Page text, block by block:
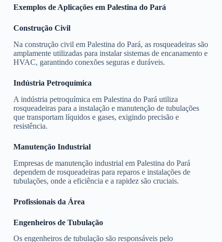
Exemplos de Aplicações em Palestina do Pará
Construção Civil
Na construção civil em Palestina do Pará, as rosqueadeiras são
amplamente utilizadas para instalar sistemas de encanamento e
HVAC, garantindo conexões seguras e duráveis.
Indústria Petroquímica
A indústria petroquímica em Palestina do Pará utiliza
rosqueadeiras para a instalação e manutenção de tubulações
que transportam líquidos e gases, exigindo precisão e
resistência.
Manutenção Industrial
Empresas de manutenção industrial em Palestina do Pará
dependem de rosqueadeiras para reparos e instalações de
tubulações, onde a eficiência e a rapidez são cruciais.
Profissionais da Área
Engenheiros de Tubulação
Os engenheiros de tubulação são responsáveis pelo